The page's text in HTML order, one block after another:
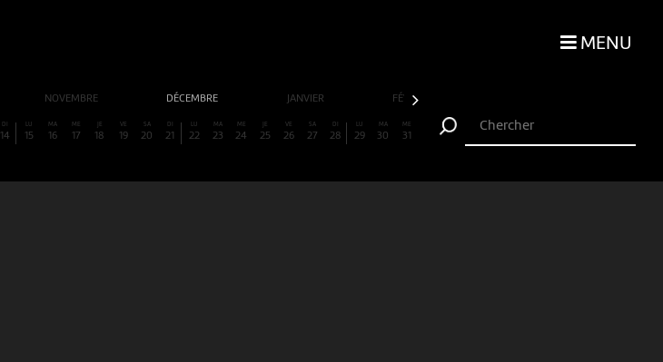
MENU
NOVEMBRE DÉCEMBRE JANVIER FÉVRIER
DI
14
LU
15
MA
16
ME
17
JE
18
VE
19
SA
20
DI
21
LU
22
MA
23
ME
24
JE
25
VE
26
SA
27
DI
28
LU
29
MA
30
ME
31